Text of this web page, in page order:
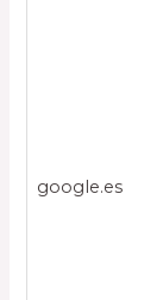
google.es